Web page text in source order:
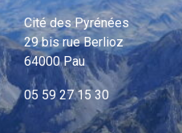
Cité des Pyrénées
29 bis rue Berlioz
64000 Pau
05 59 27 15 30